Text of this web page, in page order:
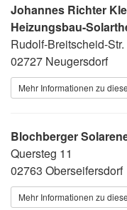
Johannes Richter
Heizungsbau-
Rudolf-Breitscheid-Str.
02727 Neugersdorf
Mehr Informationen zu
Blochberger
Quersteg 11
02763 Oberseifersdorf
Mehr Informationen zu